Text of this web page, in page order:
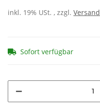
inkl. 19% USt. , zzgl. Versand
Sofort verfügbar